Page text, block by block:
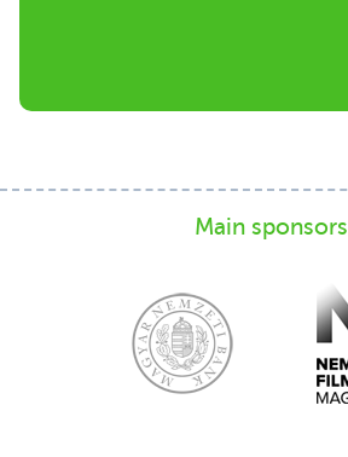
Main sponsors